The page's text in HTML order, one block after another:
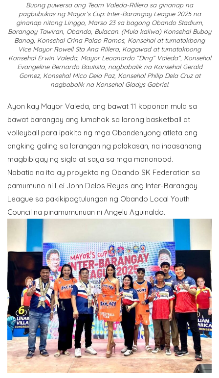
Buong puwersa ang Team Valeda-Rillera sa ginanap na
pagbubukas ng Mayor’s Cup: Inter-Barangay League 2025 na
ginanap nitong Linggo, Marso 23 sa bagong Obando Stadium,
Barangay Tawiran, Obando, Bulacan. (Mula kaliwa) Konsehal Buboy
Banag, Konsehal Crina Palao Ramos, Konsehal at tumatakbong
Vice Mayor Rowell Sta Ana Rillera, Kagawad at tumatakbong
Konsehal Erwin Valeda, Mayor Leoanardo “Ding” Valeda”, Konsehal
Evangeline Bernardo Bautista, nagbabalik na Konsehal Gerald
Gomez, Konsehal Mico Dela Paz, Konsehal Philip Dela Cruz at
nagbabalik na Konsehal Gladys Gabriel.
Ayon kay Mayor Valeda, ang bawat 11 koponan mula sa
bawat barangay ang lumahok sa larong basketball at
volleyball para ipakita ng mga Obandenyong atleta ang
angking galing sa larangan ng palakasan, na inaasahang
magbibigay ng sigla at saya sa mga manonood.
Nabatid na ito ay proyekto ng Obando SK Federation sa
pamumuno ni Lei John Delos Reyes ang Inter-Barangay
League sa pakikipagtulungan ng Obando Local Youth
Council na pinamumunuan ni Angelu Aguinaldo.